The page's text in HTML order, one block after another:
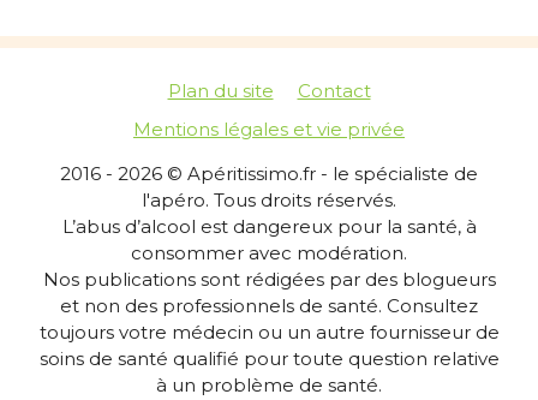
Plan du site
Contact
Mentions légales et vie privée
2016 - 2026 © Apéritissimo.fr - le spécialiste de
l'apéro. Tous droits réservés.
L’abus d’alcool est dangereux pour la santé, à
consommer avec modération.
Nos publications sont rédigées par des blogueurs
et non des professionnels de santé. Consultez
toujours votre médecin ou un autre fournisseur de
soins de santé qualifié pour toute question relative
à un problème de santé.